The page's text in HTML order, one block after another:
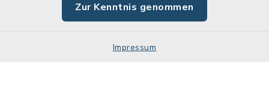
Zur Kenntnis genommen
Impressum
Impressum
Sitemap